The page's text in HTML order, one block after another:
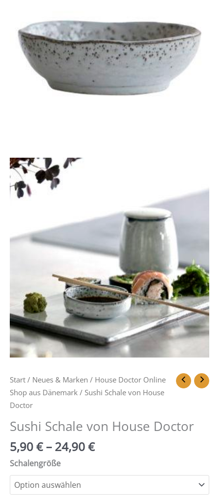
Start / Neues & Marken / House Doctor Online
Shop aus Dänemark / Sushi Schale von House
Doctor
Sushi Schale von House Doctor
5,90€– 24,90€
Schalengröße